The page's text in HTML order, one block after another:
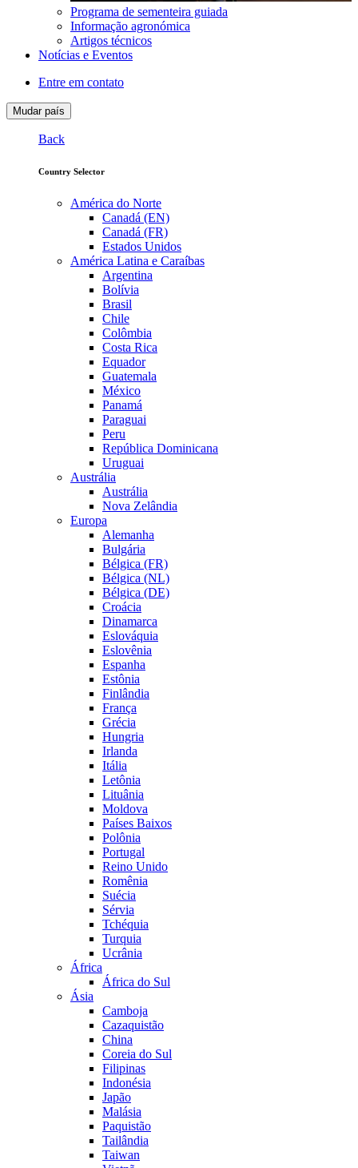
Programa de sementeira guiada
Informação agronómica
Artigos técnicos
Notícias e Eventos
Entre em contato
Mudar país
Back
Country Selector
América do Norte
Canadá (EN)
Canadá (FR)
Estados Unidos
América Latina e Caraíbas
Argentina
Bolívia
Brasil
Chile
Colômbia
Costa Rica
Equador
Guatemala
México
Panamá
Paraguai
Peru
República Dominicana
Uruguai
Austrália
Austrália
Nova Zelândia
Europa
Alemanha
Bulgária
Bélgica (FR)
Bélgica (NL)
Bélgica (DE)
Croácia
Dinamarca
Eslováquia
Eslovênia
Espanha
Estônia
Finlândia
França
Grécia
Hungria
Irlanda
Itália
Letônia
Lituânia
Moldova
Países Baixos
Polônia
Portugal
Reino Unido
Romênia
Suécia
Sérvia
Tchéquia
Turquia
Ucrânia
África
África do Sul
Ásia
Camboja
Cazaquistão
China
Coreia do Sul
Filipinas
Indonésia
Japão
Malásia
Paquistão
Tailândia
Taiwan